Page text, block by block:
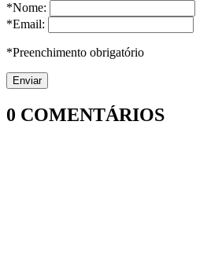
*Nome:
*Email:
*Preenchimento obrigatório
0 COMENTÁRIOS